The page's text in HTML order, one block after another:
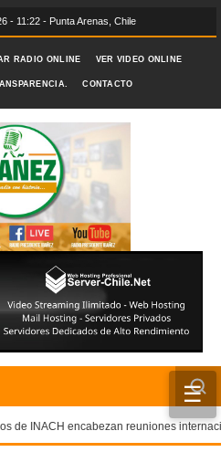
- 11:22 - Punta Arenas, Chile
RADIO ONLINE VER VIDEO ONLINE
CONTACTO
☰
de INACH encabezan reuniones